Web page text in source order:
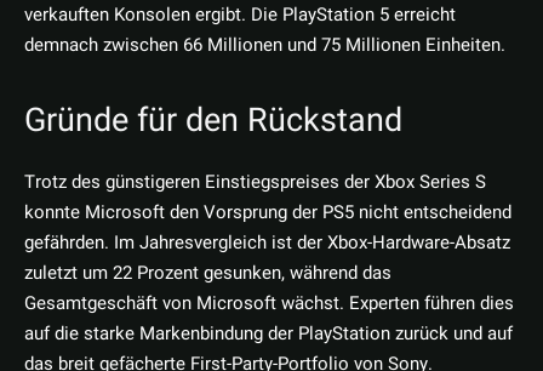
verkauften Konsolen ergibt. Die PlayStation 5 erreicht
demnach zwischen 66 Millionen und 75 Millionen Einheiten.
Gründe für den Rückstand
Trotz des günstigeren Einstiegspreises der Xbox Series S
konnte Microsoft den Vorsprung der PS5 nicht entscheidend
gefährden. Im Jahresvergleich ist der Xbox-Hardware-Absatz
zuletzt um 22 Prozent gesunken, während das
Gesamtgeschäft von Microsoft wächst. Experten führen dies
auf die starke Markenbindung der PlayStation zurück und auf
das breit gefächerte First-Party-Portfolio von Sony.